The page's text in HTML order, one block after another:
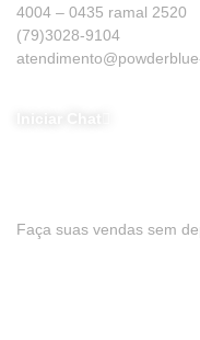
4004 – 0435 ramal 2520
(79)3028-9104
Faça suas vendas sem